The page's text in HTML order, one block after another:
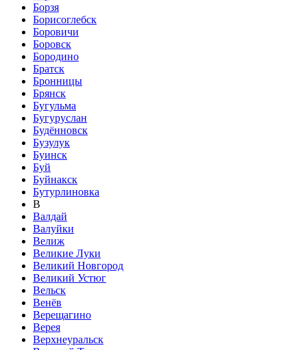
Борзя
Борисоглебск
Боровичи
Боровск
Бородино
Братск
Бронницы
Брянск
Бугульма
Бугуруслан
Будённовск
Бузулук
Буинск
Буй
Буйнакск
Бутурлиновка
В
Валдай
Валуйки
Велиж
Великие Луки
Великий Новгород
Великий Устюг
Вельск
Венёв
Верещагино
Верея
Верхнеуральск